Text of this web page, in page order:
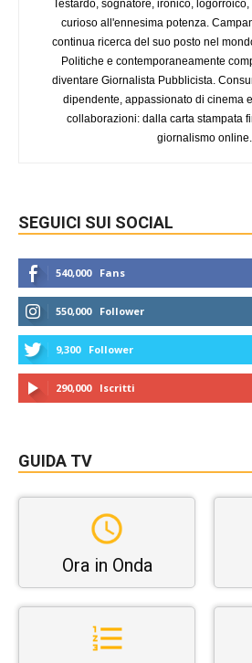
Testardo, sognatore, ironico,
curioso all'ennesima potenza.
continua ricerca del suo posto nel
Politiche e contemporaneamente
diventare Giornalista Pubblicista.
dipendente, appassionato di cinema
collaborazioni: dalla carta stampata
giornalismo online.
SEGUICI SUI SOCIAL
540,000 Fans
550,000 Follower
9,300 Follower
290,000 Iscritti
GUIDA TV
Ora in Onda